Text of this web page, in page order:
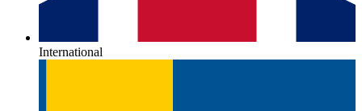
International